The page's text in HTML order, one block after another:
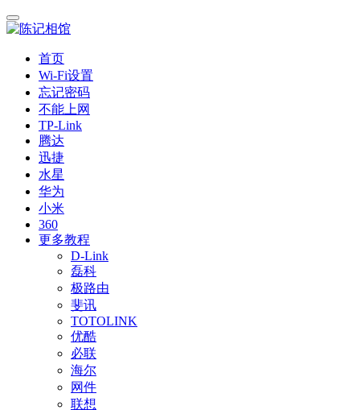
首页
Wi-Fi设置
忘记密码
不能上网
TP-Link
腾达
迅捷
水星
华为
小米
360
更多教程
D-Link
磊科
极路由
斐讯
TOTOLINK
优酷
必联
海尔
网件
联想